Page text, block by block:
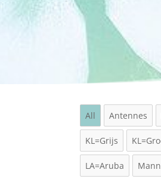
All Antennes
KL=Grijs
LA=Aruba